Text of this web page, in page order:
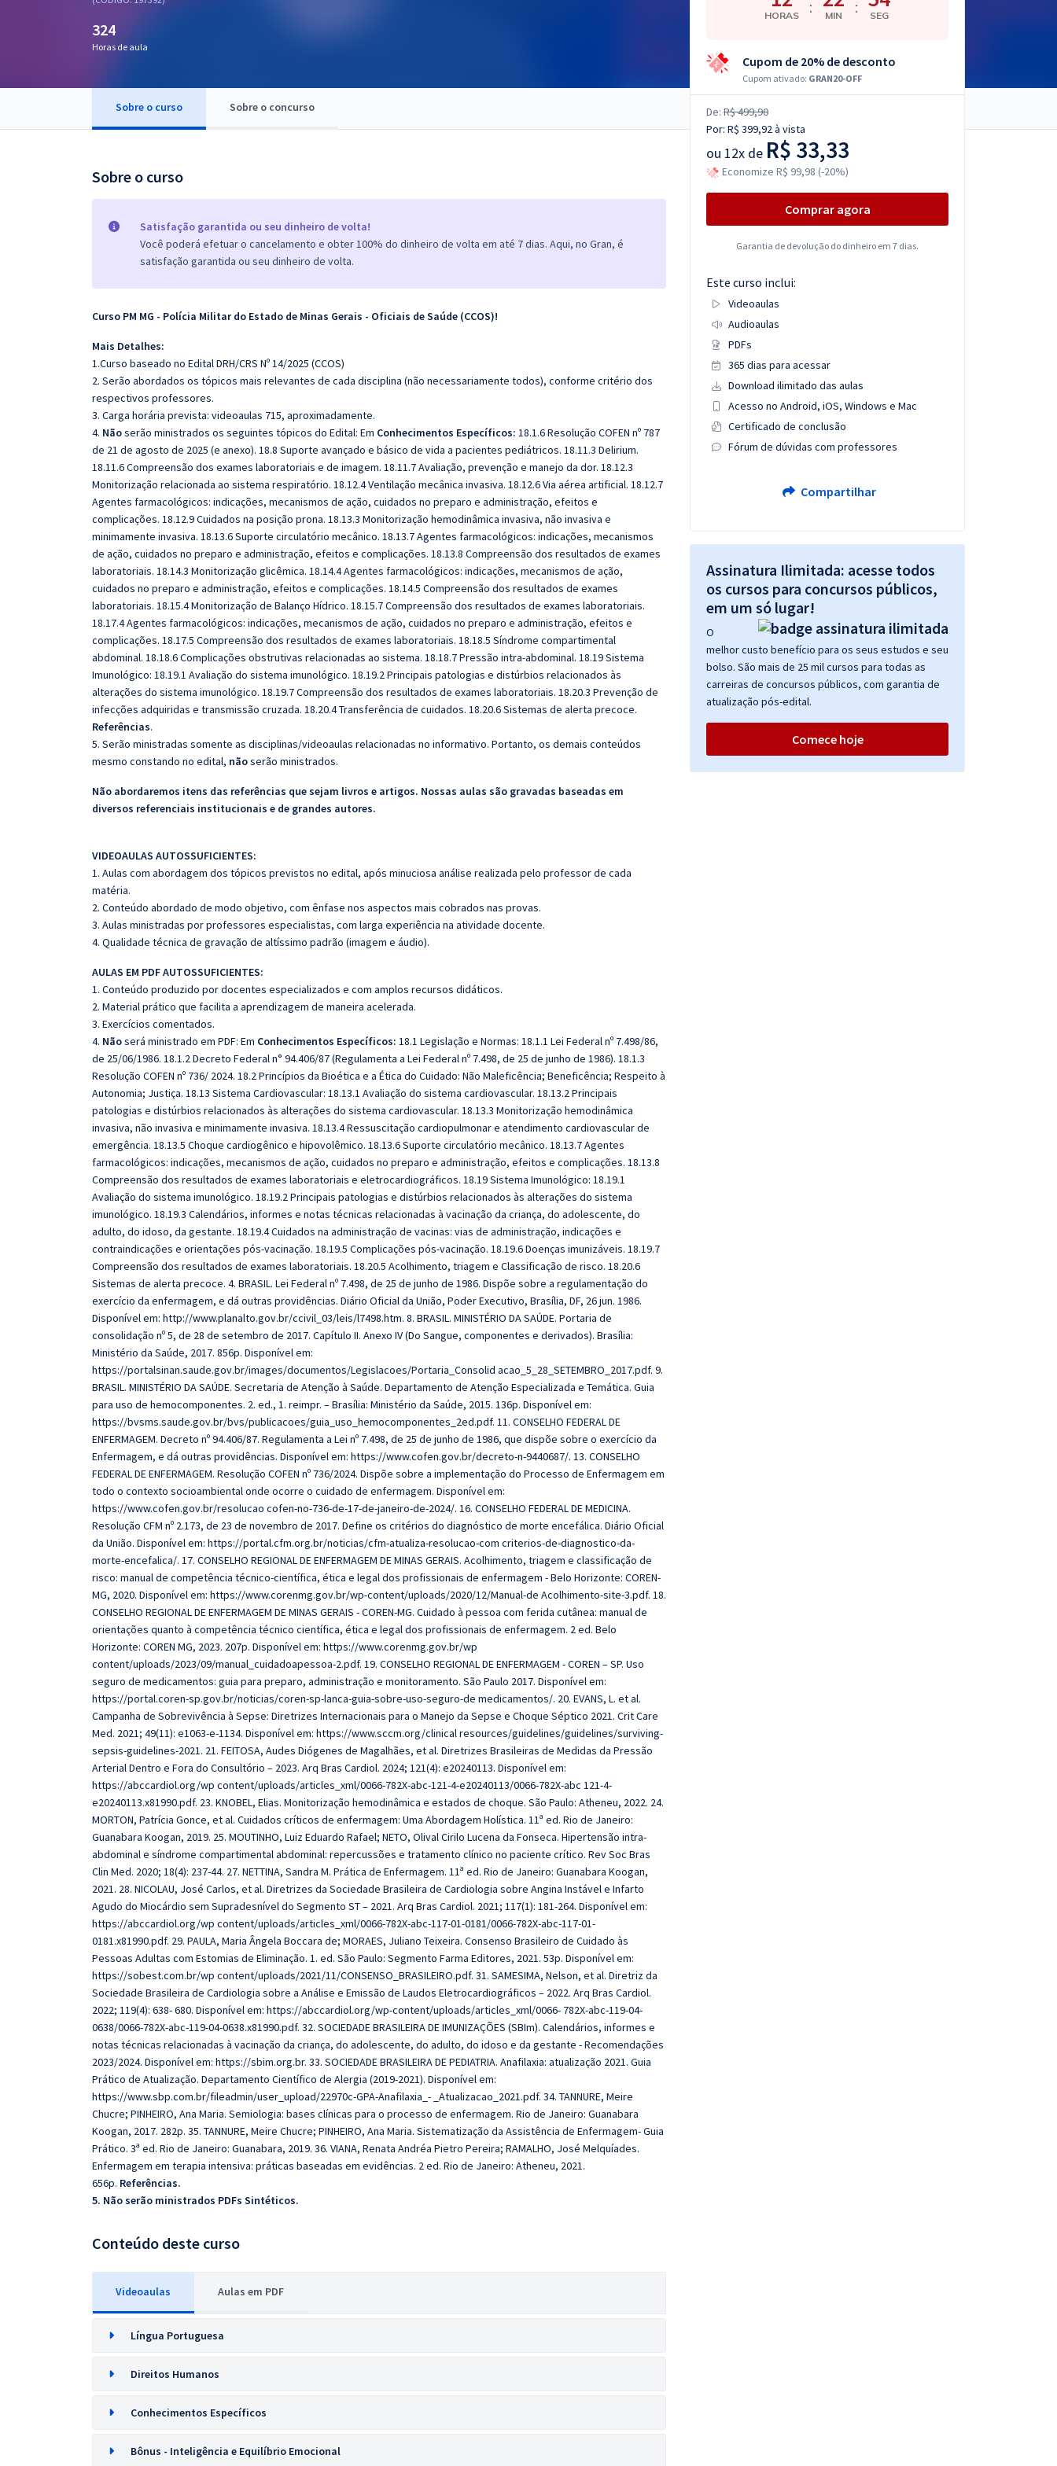
OAB
324
Horas de aula
Sobre o curso Sobre o concurso
Sobre o curso
Satisfação garantida ou seu dinheiro de volta!
Você poderá efetuar o cancelamento e obter 100% do dinheiro de volta em até 7 dias. Aqui, no Gran, é
satisfação garantida ou seu dinheiro de volta.
Curso PM MG - Polícia Militar do Estado de Minas Gerais - Oficiais de Saúde (CCOS)!
Mais Detalhes:
1.Curso baseado no Edital DRH/CRS Nº 14/2025 (CCOS)
2. Serão abordados os tópicos mais relevantes de cada disciplina (não necessariamente todos), conforme critério dos
respectivos professores.
3. Carga horária prevista: videoaulas 715, aproximadamente.
4. Nãoserão ministrados os seguintes tópicos do Edital: Em Conhecimentos Específicos: 18.1.6 Resolução COFEN nº 787
de 21 de agosto de 2025 (e anexo). 18.8 Suporte avançado e básico de vida a pacientes pediátricos. 18.11.3 Delirium.
18.11.6 Compreensão dos exames laboratoriais e de imagem. 18.11.7 Avaliação, prevenção e manejo da dor. 18.12.3
Monitorização relacionada ao sistema respiratório. 18.12.4 Ventilação mecânica invasiva. 18.12.6 Via aérea artificial. 18.12.7
Agentes farmacológicos: indicações, mecanismos de ação, cuidados no preparo e administração, efeitos e
complicações. 18.12.9 Cuidados na posição prona. 18.13.3 Monitorização hemodinâmica invasiva, não invasiva e
minimamente invasiva. 18.13.6 Suporte circulatório mecânico. 18.13.7 Agentes farmacológicos: indicações, mecanismos
de ação, cuidados no preparo e administração, efeitos e complicações. 18.13.8 Compreensão dos resultados de exames
laboratoriais. 18.14.3 Monitorização glicêmica. 18.14.4 Agentes farmacológicos: indicações, mecanismos de ação,
cuidados no preparo e administração, efeitos e complicações. 18.14.5 Compreensão dos resultados de exames
laboratoriais. 18.15.4 Monitorização de Balanço Hídrico. 18.15.7 Compreensão dos resultados de exames laboratoriais.
18.17.4 Agentes farmacológicos: indicações, mecanismos de ação, cuidados no preparo e administração, efeitos e
complicações. 18.17.5 Compreensão dos resultados de exames laboratoriais. 18.18.5 Síndrome compartimental
abdominal. 18.18.6 Complicações obstrutivas relacionadas ao sistema. 18.18.7 Pressão intra-abdominal. 18.19 Sistema
Imunológico: 18.19.1 Avaliação do sistema imunológico. 18.19.2 Principais patologias e distúrbios relacionados às
alterações do sistema imunológico. 18.19.7 Compreensão dos resultados de exames laboratoriais. 18.20.3 Prevenção de
infecções adquiridas e transmissão cruzada. 18.20.4 Transferência de cuidados. 18.20.6 Sistemas de alerta precoce.
Referências.
5. Serão ministradas somente as disciplinas/videoaulas relacionadas no informativo. Portanto, os demais conteúdos
mesmo constando no edital, nãoserão ministrados.
Não abordaremos itens das referências que sejam livros e artigos. Nossas aulas são gravadas baseadas em
diversos referenciais institucionais e de grandes autores.
VIDEOAULAS AUTOSSUFICIENTES:
1. Aulas com abordagem dos tópicos previstos no edital, após minuciosa análise realizada pelo professor de cada
matéria.
2. Conteúdo abordado de modo objetivo, com ênfase nos aspectos mais cobrados nas provas.
3. Aulas ministradas por professores especialistas, com larga experiência na atividade docente.
4. Qualidade técnica de gravação de altíssimo padrão (imagem e áudio).
AULAS EM PDF AUTOSSUFICIENTES:
1. Conteúdo produzido por docentes especializados e com amplos recursos didáticos.
2. Material prático que facilita a aprendizagem de maneira acelerada.
3. Exercícios comentados.
4. Nãoserá ministrado em PDF: Em Conhecimentos Específicos: 18.1 Legislação e Normas: 18.1.1 Lei Federal nº 7.498/86,
de 25/06/1986. 18.1.2 Decreto Federal n° 94.406/87 (Regulamenta a Lei Federal nº 7.498, de 25 de junho de 1986). 18.1.3
Resolução COFEN nº 736/ 2024. 18.2 Princípios da Bioética e a Ética do Cuidado: Não Maleficência; Beneficência; Respeito à
Autonomia; Justiça. 18.13 Sistema Cardiovascular: 18.13.1 Avaliação do sistema cardiovascular. 18.13.2 Principais
patologias e distúrbios relacionados às alterações do sistema cardiovascular. 18.13.3 Monitorização hemodinâmica
invasiva, não invasiva e minimamente invasiva. 18.13.4 Ressuscitação cardiopulmonar e atendimento cardiovascular de
emergência. 18.13.5 Choque cardiogênico e hipovolêmico. 18.13.6 Suporte circulatório mecânico. 18.13.7 Agentes
farmacológicos: indicações, mecanismos de ação, cuidados no preparo e administração, efeitos e complicações. 18.13.8
Compreensão dos resultados de exames laboratoriais e eletrocardiográficos. 18.19 Sistema Imunológico: 18.19.1
Avaliação do sistema imunológico. 18.19.2 Principais patologias e distúrbios relacionados às alterações do sistema
imunológico. 18.19.3 Calendários, informes e notas técnicas relacionadas à vacinação da criança, do adolescente, do
adulto, do idoso, da gestante. 18.19.4 Cuidados na administração de vacinas: vias de administração, indicações e
contraindicações e orientações pós-vacinação. 18.19.5 Complicações pós-vacinação. 18.19.6 Doenças imunizáveis. 18.19.7
Compreensão dos resultados de exames laboratoriais. 18.20.5 Acolhimento, triagem e Classificação de risco. 18.20.6
Sistemas de alerta precoce. 4. BRASIL. Lei Federal nº 7.498, de 25 de junho de 1986. Dispõe sobre a regulamentação do
exercício da enfermagem, e dá outras providências. Diário Oficial da União, Poder Executivo, Brasília, DF, 26 jun. 1986.
Disponível em: http://www.planalto.gov.br/ccivil_03/leis/l7498.htm. 8. BRASIL. MINISTÉRIO DA SAÚDE. Portaria de
consolidação nº 5, de 28 de setembro de 2017. Capítulo II. Anexo IV (Do Sangue, componentes e derivados). Brasília:
Ministério da Saúde, 2017. 856p. Disponível em:
https://portalsinan.saude.gov.br/images/documentos/Legislacoes/Portaria_Consolid acao_5_28_SETEMBRO_2017.pdf. 9.
BRASIL. MINISTÉRIO DA SAÚDE. Secretaria de Atenção à Saúde. Departamento de Atenção Especializada e Temática. Guia
para uso de hemocomponentes. 2. ed., 1. reimpr. – Brasília: Ministério da Saúde, 2015. 136p. Disponível em:
https://bvsms.saude.gov.br/bvs/publicacoes/guia_uso_hemocomponentes_2ed.pdf. 11. CONSELHO FEDERAL DE
ENFERMAGEM. Decreto nº 94.406/87. Regulamenta a Lei nº 7.498, de 25 de junho de 1986, que dispõe sobre o exercício da
Enfermagem, e dá outras providências. Disponível em: https://www.cofen.gov.br/decreto-n-9440687/. 13. CONSELHO
FEDERAL DE ENFERMAGEM. Resolução COFEN nº 736/2024. Dispõe sobre a implementação do Processo de Enfermagem em
todo o contexto socioambiental onde ocorre o cuidado de enfermagem. Disponível em:
https://www.cofen.gov.br/resolucao cofen-no-736-de-17-de-janeiro-de-2024/. 16. CONSELHO FEDERAL DE MEDICINA.
Resolução CFM nº 2.173, de 23 de novembro de 2017. Define os critérios do diagnóstico de morte encefálica. Diário Oficial
da União. Disponível em: https://portal.cfm.org.br/noticias/cfm-atualiza-resolucao-com criterios-de-diagnostico-da-
morte-encefalica/. 17. CONSELHO REGIONAL DE ENFERMAGEM DE MINAS GERAIS. Acolhimento, triagem e classificação de
risco: manual de competência técnico-científica, ética e legal dos profissionais de enfermagem - Belo Horizonte: COREN-
MG, 2020. Disponível em: https://www.corenmg.gov.br/wp-content/uploads/2020/12/Manual-de Acolhimento-site-3.pdf. 18.
CONSELHO REGIONAL DE ENFERMAGEM DE MINAS GERAIS - COREN-MG. Cuidado à pessoa com ferida cutânea: manual de
orientações quanto à competência técnico científica, ética e legal dos profissionais de enfermagem. 2 ed. Belo
Horizonte: COREN MG, 2023. 207p. Disponível em: https://www.corenmg.gov.br/wp
content/uploads/2023/09/manual_cuidadoapessoa-2.pdf. 19. CONSELHO REGIONAL DE ENFERMAGEM - COREN – SP. Uso
seguro de medicamentos: guia para preparo, administração e monitoramento. São Paulo 2017. Disponível em:
https://portal.coren-sp.gov.br/noticias/coren-sp-lanca-guia-sobre-uso-seguro-de medicamentos/. 20. EVANS, L. et al.
Campanha de Sobrevivência à Sepse: Diretrizes Internacionais para o Manejo da Sepse e Choque Séptico 2021. Crit Care
Med. 2021; 49(11): e1063-e-1134. Disponível em: https://www.sccm.org/clinical resources/guidelines/guidelines/surviving-
sepsis-guidelines-2021. 21. FEITOSA, Audes Diógenes de Magalhães, et al. Diretrizes Brasileiras de Medidas da Pressão
Arterial Dentro e Fora do Consultório – 2023. Arq Bras Cardiol. 2024; 121(4): e20240113. Disponível em:
https://abccardiol.org/wp content/uploads/articles_xml/0066-782X-abc-121-4-e20240113/0066-782X-abc 121-4-
e20240113.x81990.pdf. 23. KNOBEL, Elias. Monitorização hemodinâmica e estados de choque. São Paulo: Atheneu, 2022. 24.
MORTON, Patrícia Gonce, et al. Cuidados críticos de enfermagem: Uma Abordagem Holística. 11ª ed. Rio de Janeiro:
Guanabara Koogan, 2019. 25. MOUTINHO, Luiz Eduardo Rafael; NETO, Olival Cirilo Lucena da Fonseca. Hipertensão intra-
abdominal e síndrome compartimental abdominal: repercussões e tratamento clínico no paciente crítico. Rev Soc Bras
Clin Med. 2020; 18(4): 237-44. 27. NETTINA, Sandra M. Prática de Enfermagem. 11ª ed. Rio de Janeiro: Guanabara Koogan,
2021. 28. NICOLAU, José Carlos, et al. Diretrizes da Sociedade Brasileira de Cardiologia sobre Angina Instável e Infarto
Agudo do Miocárdio sem Supradesnível do Segmento ST – 2021. Arq Bras Cardiol. 2021; 117(1): 181-264. Disponível em:
https://abccardiol.org/wp content/uploads/articles_xml/0066-782X-abc-117-01-0181/0066-782X-abc-117-01-
0181.x81990.pdf. 29. PAULA, Maria Ângela Boccara de; MORAES, Juliano Teixeira. Consenso Brasileiro de Cuidado às
Pessoas Adultas com Estomias de Eliminação. 1. ed. São Paulo: Segmento Farma Editores, 2021. 53p. Disponível em:
https://sobest.com.br/wp content/uploads/2021/11/CONSENSO_BRASILEIRO.pdf. 31. SAMESIMA, Nelson, et al. Diretriz da
Sociedade Brasileira de Cardiologia sobre a Análise e Emissão de Laudos Eletrocardiográficos – 2022. Arq Bras Cardiol.
2022; 119(4): 638- 680. Disponível em: https://abccardiol.org/wp-content/uploads/articles_xml/0066- 782X-abc-119-04-
0638/0066-782X-abc-119-04-0638.x81990.pdf. 32. SOCIEDADE BRASILEIRA DE IMUNIZAÇÕES (SBIm). Calendários, informes e
notas técnicas relacionadas à vacinação da criança, do adolescente, do adulto, do idoso e da gestante - Recomendações
2023/2024. Disponível em: https://sbim.org.br. 33. SOCIEDADE BRASILEIRA DE PEDIATRIA. Anafilaxia: atualização 2021. Guia
Prático de Atualização. Departamento Científico de Alergia (2019-2021). Disponível em:
https://www.sbp.com.br/fileadmin/user_upload/22970c-GPA-Anafilaxia_- _Atualizacao_2021.pdf. 34. TANNURE, Meire
Chucre; PINHEIRO, Ana Maria. Semiologia: bases clínicas para o processo de enfermagem. Rio de Janeiro: Guanabara
Koogan, 2017. 282p. 35. TANNURE, Meire Chucre; PINHEIRO, Ana Maria. Sistematização da Assistência de Enfermagem- Guia
Prático. 3ª ed. Rio de Janeiro: Guanabara, 2019. 36. VIANA, Renata Andréa Pietro Pereira; RAMALHO, José Melquíades.
Enfermagem em terapia intensiva: práticas baseadas em evidências. 2 ed. Rio de Janeiro: Atheneu, 2021.
656p. Referências.
5. Não serão ministrados PDFs Sintéticos.
Conteúdo deste curso
Videoaulas Aulas em PDF
Língua Portuguesa
Direitos Humanos
Conhecimentos Específicos
Bônus - Inteligência e Equilíbrio Emocional
HORAS : MIN : SEG
Cupom de 20% de desconto
Cupom ativado: GRAN20-OFF
De: R$ 499,90
Por: R$ 399,92à vista
ou 12x de R$ 33,33
Economize R$ 99,98 (-20%)
Comprar agora
Garantia de devolução do dinheiro em 7 dias.
Este curso inclui:
Videoaulas
Audioaulas
PDFs
365 dias para acessar
Download ilimitado das aulas
Acesso no Android, iOS, Windows e Mac
Certificado de conclusão
Fórum de dúvidas com professores
Compartilhar
Assinatura Ilimitada: acesse todos
os cursos para concursos públicos,
em um só lugar!
O
melhor custo benefício para os seus estudos e seu
bolso. São mais de 25 mil cursos para todas as
carreiras de concursos públicos, com garantia de
atualização pós-edital.
Comece hoje